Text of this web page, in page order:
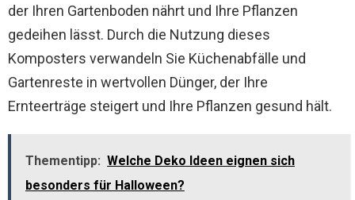
der Ihren Gartenboden nährt und Ihre Pflanzen
gedeihen lässt. Durch die Nutzung dieses
Komposters verwandeln Sie Küchenabfälle und
Gartenreste in wertvollen Dünger, der Ihre
Ernteerträge steigert und Ihre Pflanzen gesund hält.
Thementipp: Welche Deko Ideen eignen sich
besonders für Halloween?